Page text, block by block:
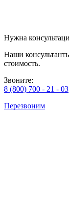
Нужна
Наши
стоимость.
Звоните:
8 (800) 700 - 21 - 03
Перезвоним